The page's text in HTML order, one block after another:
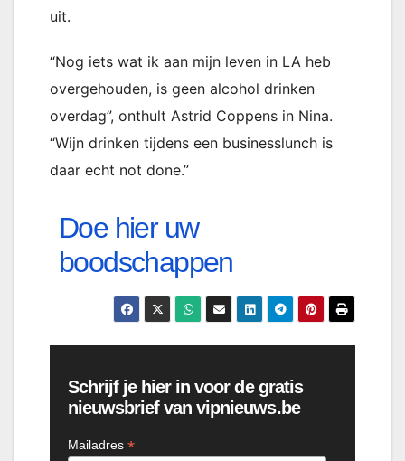
uit.
“Nog iets wat ik aan mijn leven in LA heb
overgehouden, is geen alcohol drinken
overdag”, onthult Astrid Coppens in Nina.
“Wijn drinken tijdens een businesslunch is
daar echt not done.”
Doe hier uw
boodschappen
Schrijf je hier in voor de gratis
nieuwsbrief van vipnieuws.be
Mailadres *